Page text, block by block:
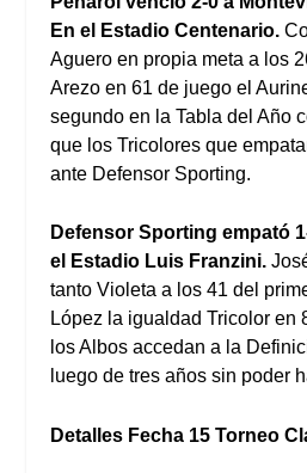
En el Estadio Centenario.
Aguero en propia meta a los
Arezo en 61 de juego el
segundo en la Tabla del Año
que los Tricolores que
ante Defensor Sporting.
Defensor Sporting empató
el Estadio Luis Franzini.
tanto Violeta a los 41 del
López la igualdad Tricolor en
los Albos accedan a la
luego de tres años sin poder
Detalles Fecha 15 Torneo